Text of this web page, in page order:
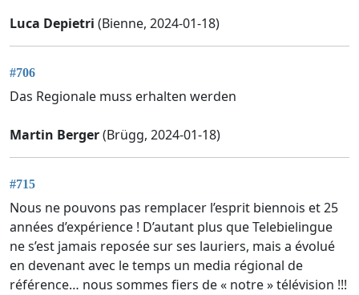
Luca Depietri (Bienne, 2024-01-18)
#706
Das Regionale muss erhalten werden
Martin Berger(Brügg, 2024-01-18)
#715
Nous ne pouvons pas remplacer l’esprit biennois et 25
années d’expérience ! D’autant plus que Telebielingue
ne s’est jamais reposée sur ses lauriers, mais a évolué
en devenant avec le temps un media régional de
référence… nous sommes fiers de « notre » télévision !!!